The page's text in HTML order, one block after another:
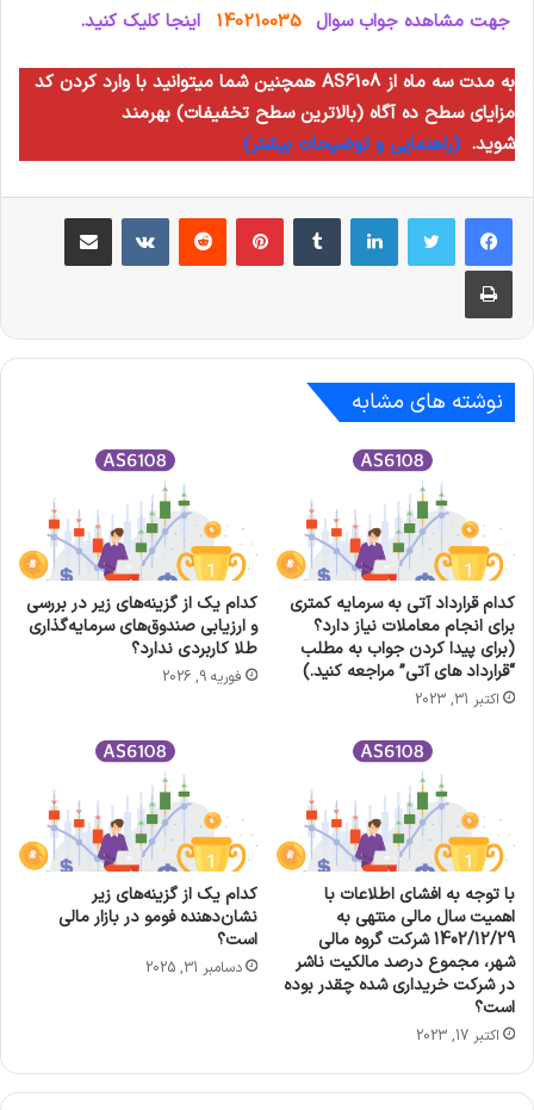
جهت مشاهده جواب سوال 140210035 اینجا کلیک کنید.
همچنین شما میتوانید با وارد کردن کد AS6108 به مدت سه ماه از
مزایای سطح ده آگاه (بالاترین سطح تخفیفات) بهرمند
شوید. (راهنمایی و توضیحات بیشتر)
لینکدین ‫تامبلر ‫پین‌ترست‫رددیت ‫VKontakteاشتراک گذاری از طریق ایمیل
چاپ
نوشته های مشابه
کدام قرارداد آتی به سرمایه کمتری
برای انجام معاملات نیاز دارد؟
(برای پیدا کردن جواب به مطلب
“قرارداد های آتی” مراجعه کنید.)
اکتبر 31, 2023
کدام یک از گزینه‌های زیر در بررسی
و ارزیابی صندوق‌های سرمایه‌گذاری
طلا کاربردی ندارد؟
فوریه 9, 2026
با توجه به افشای اطلاعات با
اهمیت سال مالی منتهی به
1402/12/29 شرکت گروه مالي
شهر، مجموع درصد مالكيت ناشر
در شركت خريداري شده چقدر بوده
است؟
اکتبر 17, 2023
کدام یک از گزینه‌های زیر
نشان‌دهنده فومو در بازار مالی
است؟
دسامبر 31, 2025